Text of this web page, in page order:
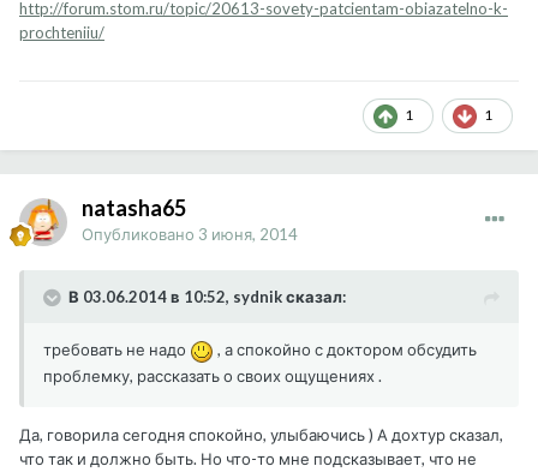
http://forum.stom.ru/topic/20613-sovety-patcientam-obiazatelno-k-
prochteniiu/
1 1
natasha65
Опубликовано 3 июня, 2014
В 03.06.2014 в 10:52, sydnik сказал:
требовать не надо
, а спокойно с доктором обсудить
проблемку, рассказать о своих ощущениях .
Да, говорила сегодня спокойно, улыбаючись ) А дохтур сказал,
что так и должно быть. Но что-то мне подсказывает, что не